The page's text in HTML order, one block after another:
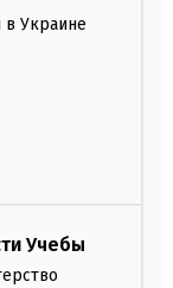
в Украине
Учебы